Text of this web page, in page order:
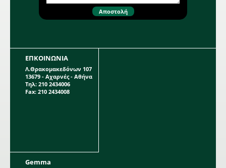
ΕΠΚΟΙΝΩΝΙΑ
Λ.Θρακομακεδόνων 107
13679 - Αχαρνές - Αθήνα
Τηλ: 210 2434006
Fax: 210 2434008
Gemma